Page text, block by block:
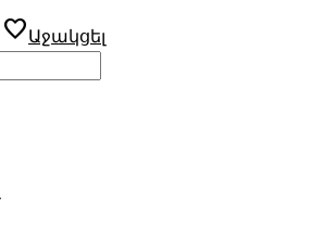
favoriteԱջակցել